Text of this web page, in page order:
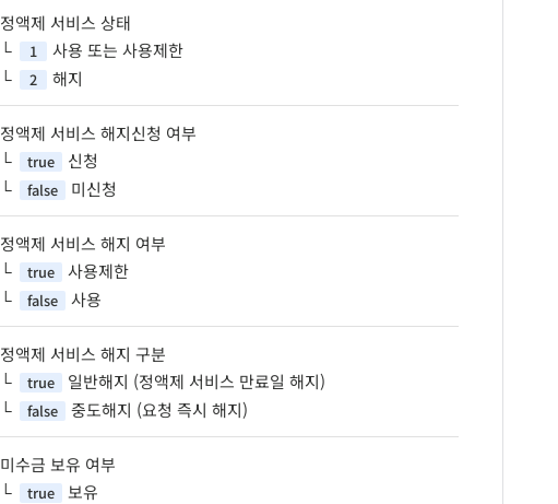
정액제 서비스 상태
1 사용 또는 사용제한
2 해지
정액제 서비스 해지신청 여부
true 신청
false 미신청
정액제 서비스 해지 여부
true 사용제한
false 사용
정액제 서비스 해지 구분
true 일반해지 (정액제 서비스 만료일 해지)
false 중도해지 (요청 즉시 해지)
미수금 보유 여부
true 보유